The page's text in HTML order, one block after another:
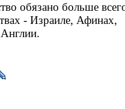
обязано больше
- Израиле, Афинах,